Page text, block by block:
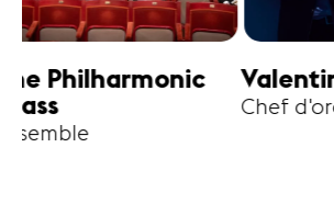
Valentin Uryupin
Chef d'orchestre